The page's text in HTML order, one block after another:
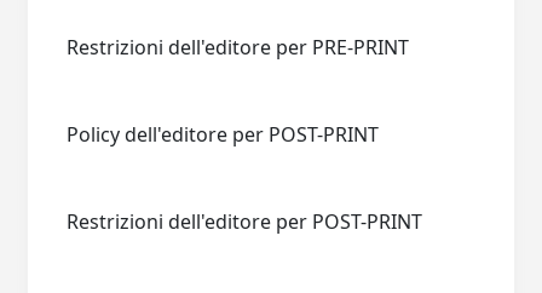
Restrizioni dell'editore per PRE-PRINT
Policy dell'editore per POST-PRINT
Restrizioni dell'editore per POST-PRINT